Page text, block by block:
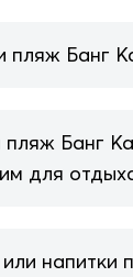
пляж Банг
пляж Банг
для
напитки